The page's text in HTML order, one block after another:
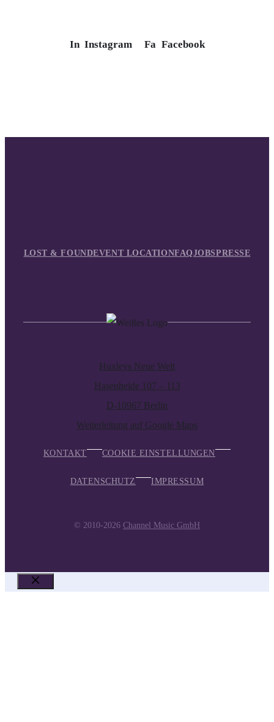
In Instagram Fa Facebook
LOST & FOUNDEVENT LOCATIONFAQJOBSPRESSE
Huxleys Neue Welt
Hasenheide 107 – 113
D-10967 Berlin
Weiterleitung auf Google Maps
KONTAKT COOKIE EINSTELLUNGEN
DATENSCHUTZ IMPRESSUM
© 2010-2026 Channel Music GmbH
SCHLIESSEN